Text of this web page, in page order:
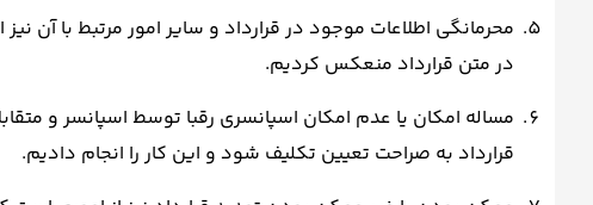
محرمانگی اطلاعات موجود در قرارداد و سایر امور مرتبط با آن
در متن قرارداد منعکس کردیم.
مساله امکان یا عدم امکان اسپانسری رقبا توسط اسپانسر و
قرارداد به صراحت تعیین تکلیف شود و این کار را انجام دادیم.